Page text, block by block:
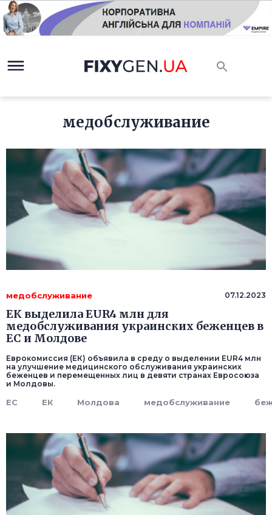
медобслуживание
медобслуживание 07.12.2023
ЕК выделила EUR4 млн для
медобслуживания украинских беженцев в
ЕС и Молдове
Еврокомиссия (ЕК) объявила в среду о выделении EUR4 млн
на улучшение медицинского обслуживания украинских
беженцев и перемещенных лиц в девяти странах Евросоюза
и Молдовы.
ЕС ЕК Молдова медобслуживание